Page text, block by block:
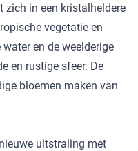
zich in een kristalheldere
vegetatie en
en de weelderige
en rustige sfeer. De
bloemen maken van
uitstraling met